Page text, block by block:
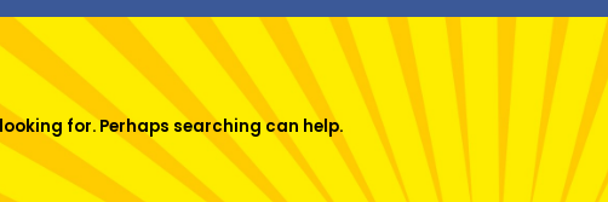
for. Perhaps searching can help.